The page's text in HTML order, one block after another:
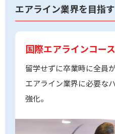
エアライン業界を目指
国際エアラインコース
留学せずに卒業時に全員
エアライン業界に必要な
強化。